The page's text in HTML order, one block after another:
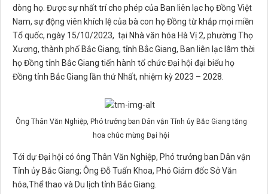
dòng họ. Được sự nhất trí cho phép của Ban liên lạc họ Đồng Việt
Nam, sự động viên khích lệ của bà con họ Đồng từ khắp mọi miền
Tổ quốc, ngày 15/10/2023, tại Nhà văn hóa Hà Vị 2, phường Thọ
Xương, thành phố Bắc Giang, tỉnh Bẳc Giang, Ban liên lạc lâm thời
họ Đồng tỉnh Bắc Giang tiến hành tổ chức Đại hội đại biểu họ
Đồng tỉnh Bắc Giang lần thứ Nhất, nhiệm kỳ 2023 – 2028.
Ông Thân Văn Nghiệp, Phó trưởng ban Dân vận Tỉnh ủy Bắc Giang tặng
hoa chúc mừng Đại hội
Tới dự Đại hội có ông Thân Văn Nghiệp, Phó trưởng ban Dân vận
Tỉnh ủy Bắc Giang; Ông Đỗ Tuấn Khoa, Phó Giám đốc Sở Văn
hóa,Thể thao và Du lịch tỉnh Bắc Giang.